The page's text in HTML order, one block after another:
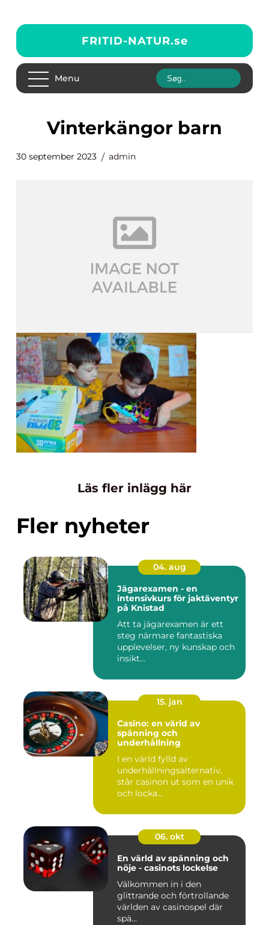
FRITID-NATUR.se
Menu
vinterkängor barn
30 september 2023 admin
Läs fler inlägg här
Fler nyheter
04. aug
Jägarexamen - en
intensivkurs för jaktäventyr
på Knistad
Att ta jägarexamen är ett
steg närmare fantastiska
upplevelser, ny kunskap och
insikt...
15. jan
Casino: en värld av
spänning och
underhållning
I en värld fylld av
underhållningsalternativ,
står casinon ut som en unik
och locka...
06. okt
En värld av spänning och
nöje - casinots lockelse
Välkommen in i den
glittrande och förtrollande
världen av casinospel där
spä...